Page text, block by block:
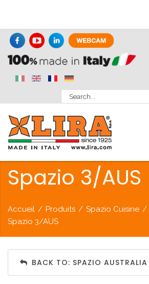
Spazio 3/AUS
Accueil / Produits / Spazio Cuisine /
Spazio 3/AUS
BACK TO: SPAZIO AUSTRALIA